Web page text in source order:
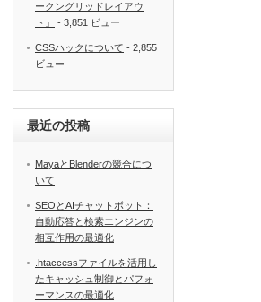
ークングリッドレイアウ
ト」
- 3,851 ビュー
CSSハックについて - 2,855
ビュー
最近の投稿
MayaとBlenderの競合につ
いて
SEOとAIチャットボット：
自動応答と検索エンジンの
相互作用の最適化
.htaccessファイルを活用し
たキャッシュ制御とパフォ
ーマンスの最適化